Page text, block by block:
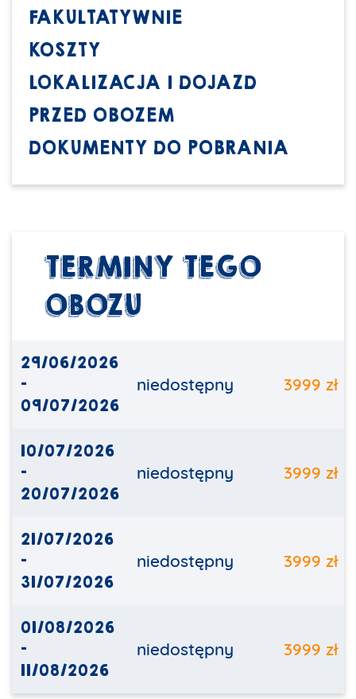
FAKULTATYWNIE
KOSZTY
LOKALIZACJA I DOJAZD
PRZED OBOZEM
DOKUMENTY DO POBRANIA
TERMINY TEGO
OBOZU
29/06/2026
-
09/07/2026
niedostępny 3999 zł
10/07/2026
-
20/07/2026
niedostępny 3999 zł
21/07/2026
-
31/07/2026
niedostępny 3999 zł
01/08/2026
-
11/08/2026
niedostępny 3999 zł